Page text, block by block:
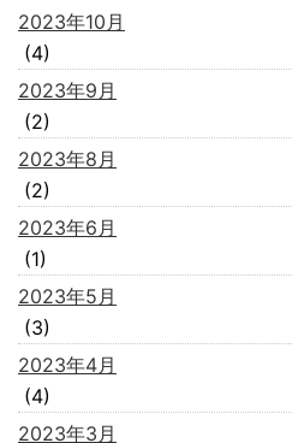
2023年10月
(4)
2023年9月
(2)
2023年8月
(2)
2023年6月
(1)
2023年5月
(3)
2023年4月
(4)
2023年3月